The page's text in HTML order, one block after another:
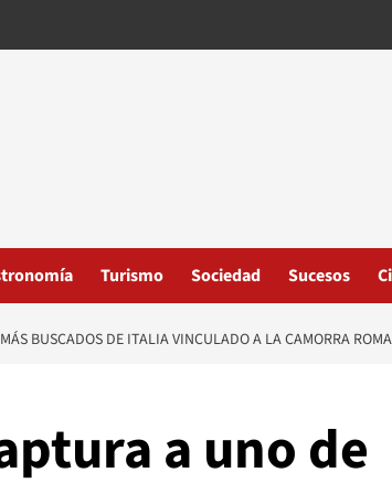
Turismo Sociedad Sucesos
BUSCADOS DE ITALIA VINCULADO A LA CAMORRA
a uno de